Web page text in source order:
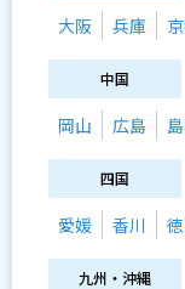
大阪 兵庫
中国
岡山 広島
四国
愛媛 香川
九州・沖縄